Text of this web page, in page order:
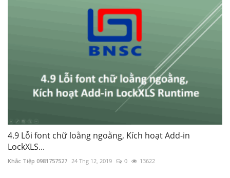
4.9 Lỗi font chữ loằng ngoằng, Kích hoạt Add-in
LockXLS...
Khắc Tiệp 0981757527 24 Thg 12, 2019 0 13622